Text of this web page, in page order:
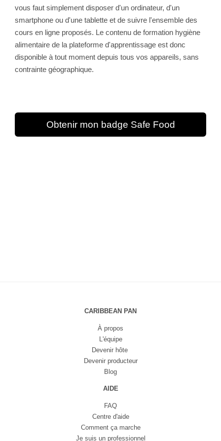
vous faut simplement disposer d'un ordinateur, d'un
smartphone ou d'une tablette et de suivre l'ensemble des
cours en ligne proposés. Le contenu de formation hygiène
alimentaire de la plateforme d'apprentissage est donc
disponible à tout moment depuis tous vos appareils, sans
contrainte géographique.
Obtenir mon badge Safe Food
CARIBBEAN PAN
À propos
L'équipe
Devenir hôte
Devenir producteur
Blog
AIDE
FAQ
Centre d'aide
Comment ça marche
Je suis un professionnel